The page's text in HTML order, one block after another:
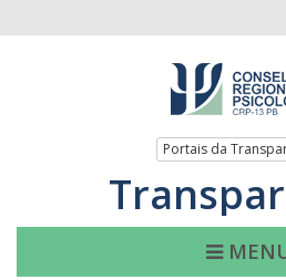
Portais da